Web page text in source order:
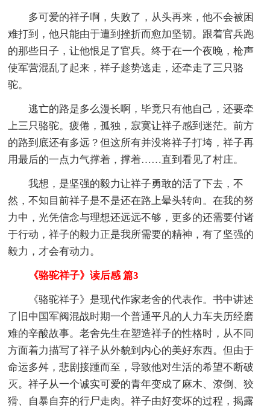
多可爱的祥子啊，失败了，从头再来，他不会被困
难打到，他只能由于遭到挫折而愈加坚韧。跟着官兵跑
的那些日子，让他恨足了官兵。终于在一个夜晚，枪声
使军营混乱了起来，祥子趁势逃走，还牵走了三只骆
驼。
逃亡的路是多么漫长啊，毕竟只有他自己，还要牵
上三只骆驼。疲倦，孤独，寂寞让祥子感到迷茫。前方
的路到底还有多远？但这所有并没将祥子打垮，祥子再
用最后的一点力气撑着，撑着……直到看见了村庄。
我想，是坚强的毅力让祥子勇敢的活了下去，不
然，不知目前祥子是不是还在路上晕头转向。在我的努
力中，光凭信念与理想还远远不够，更多的还需要付诸
于行动，祥子的毅力正是我所需要的精神，有了坚强的
毅力，才会有动力。
《骆驼祥子》读后感 篇3
《骆驼祥子》是现代作家老舍的代表作。书中讲述
了旧中国军阀混战时期一个普通平凡的人力车夫历经磨
难的辛酸故事。老舍先生在塑造祥子的性格时，从不同
方面着力描写了祥子从外貌到内心的美好东西。但由于
命运多舛，悲剧接踵而至，导致他对生活的希望不断破
灭。祥子从一个诚实可爱的青年变成了麻木、潦倒、狡
猾、自暴自弃的行尸走肉。祥子由好变坏的过程，揭露